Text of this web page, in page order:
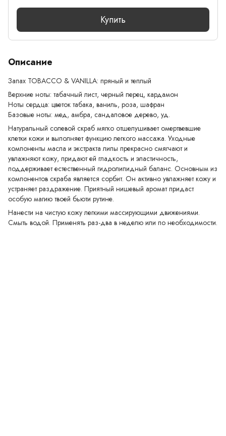
Купить
Описание
Запах TOBACCO & VANILLA: пряный и теплый
Верхние ноты: табачный лист, черный перец, кардамон
Ноты сердца: цветок табака, ваниль, роза, шафран
Базовые ноты: мед, амбра, сандаловое дерево, уд.
Натуральный солевой скраб мягко отшелушивает омертвевшие
клетки кожи и выполняет функцию легкого массажа. Уходные
компоненты масла и экстракта липы прекрасно смягчают и
увлажняют кожу, придают ей гладкость и эластичность,
поддерживает естественный гидролипидный баланс. Основным из
компонентов скраба является сорбит. Он активно увлажняет кожу и
устраняет раздражение. Приятный нишевый аромат придаст
особую магию твоей бьюти рутине.
Нанести на чистую кожу легкими массирующими движениями.
Смыть водой. Применять раз-два в неделю или по необходимости.